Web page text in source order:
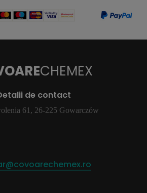
CHEMEX
de contact
61, 26-225 Gowarczów